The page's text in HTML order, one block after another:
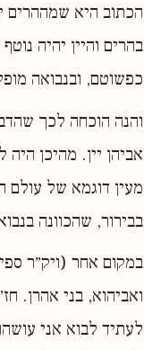
הכתוב היא שמההרים
בהרים והיין יהיה
כפשוטם, ובנבואה
והנה הוכחה לכך
אביהן יין. מהיכן
מעין דוגמא של עולם
בבירור, שהכוונה
במקום אחר (ויק״ר
ואביהוא, בני אהרן.
לעתיד לבוא אני